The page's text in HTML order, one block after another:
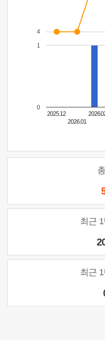
2025.12
2026.01
0
1
4
최근
최근